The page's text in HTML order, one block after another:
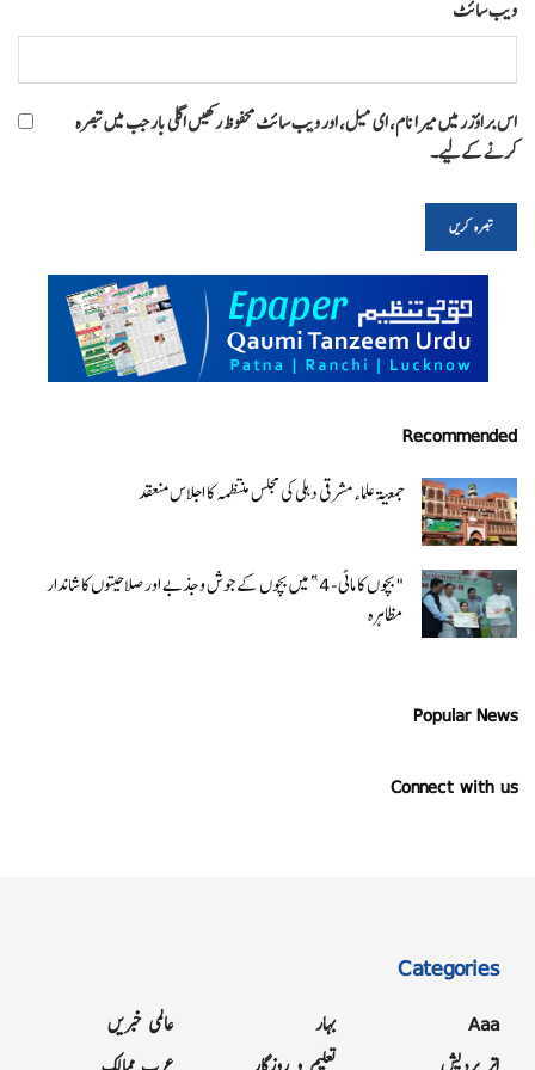
ویب‌ سائٹ
اس براؤزر میں میرا نام، ای میل، اور ویب سائٹ محفوظ رکھیں اگلی بار جب میں تبصرہ
کرنے کےلیے۔
Recommended
جمعیۃ علماء مشرقی دہلی کی مجلس منتظمہ کا اجلاس منعقد
"بچوں کا ماٹی-4” میں بچوں کے جوش و جذبے اور صلاحیتوں کا شاندار
مظاہرہ
Popular News
Connect with us
Categories
Aaa
بہار
عالمی خبریں